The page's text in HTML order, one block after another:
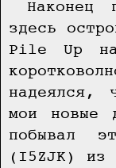
Наконец
здесь
Pile Up
надеялся,
мои новые
побывал
(I5ZJK) из